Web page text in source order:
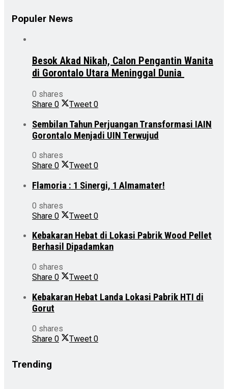
Populer News
Besok Akad Nikah, Calon Pengantin Wanita
di Gorontalo Utara Meninggal Dunia
0 shares
Share 0 Tweet 0
Sembilan Tahun Perjuangan Transformasi IAIN
Gorontalo Menjadi UIN Terwujud
0 shares
Share 0 Tweet 0
Flamoria : 1 Sinergi, 1 Almamater!
0 shares
Share 0 Tweet 0
Kebakaran Hebat di Lokasi Pabrik Wood Pellet
Berhasil Dipadamkan
0 shares
Share 0 Tweet 0
Kebakaran Hebat Landa Lokasi Pabrik HTI di
Gorut
0 shares
Share 0 Tweet 0
Trending